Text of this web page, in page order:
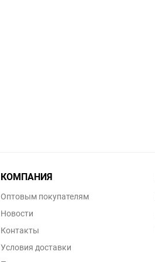
КОМПАНИЯ
Оптовым покупателям
Новости
Контакты
Условия доставки